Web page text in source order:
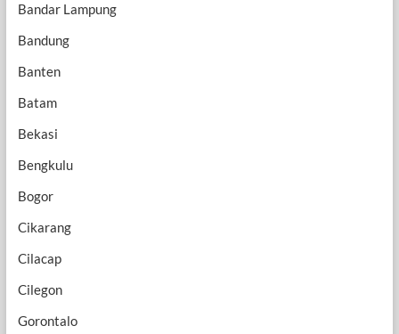
Bandar Lampung
Bandung
Banten
Batam
Bekasi
Bengkulu
Bogor
Cikarang
Cilacap
Cilegon
Gorontalo